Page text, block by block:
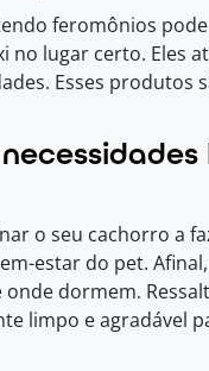
feromônios
no lugar certo. Eles
Esses produtos
o seu cachorro a
estar do pet.
dormem.
limpo e agradável